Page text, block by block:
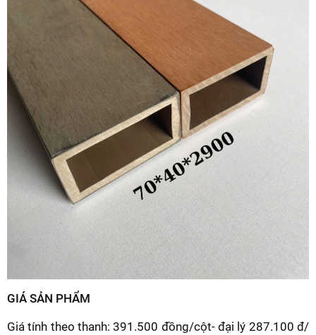
GIÁ SẢN PHẨM
Giá tính theo thanh: 391.500 đồng/cột- đại lý 287.100 đ/